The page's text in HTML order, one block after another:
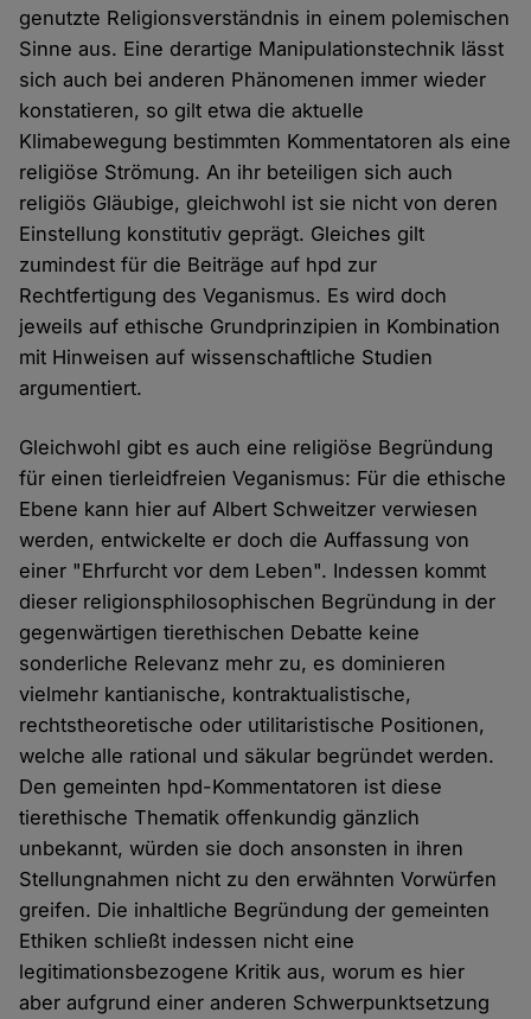
genutzte Religionsverständnis in einem polemischen
Sinne aus. Eine derartige Manipulationstechnik lässt
sich auch bei anderen Phänomenen immer wieder
konstatieren, so gilt etwa die aktuelle
Klimabewegung bestimmten Kommentatoren als eine
religiöse Strömung. An ihr beteiligen sich auch
religiös Gläubige, gleichwohl ist sie nicht von deren
Einstellung konstitutiv geprägt. Gleiches gilt
zumindest für die Beiträge auf hpd zur
Rechtfertigung des Veganismus. Es wird doch
jeweils auf ethische Grundprinzipien in Kombination
mit Hinweisen auf wissenschaftliche Studien
argumentiert.
Gleichwohl gibt es auch eine religiöse Begründung
für einen tierleidfreien Veganismus: Für die ethische
Ebene kann hier auf Albert Schweitzer verwiesen
werden, entwickelte er doch die Auffassung von
einer "Ehrfurcht vor dem Leben". Indessen kommt
dieser religionsphilosophischen Begründung in der
gegenwärtigen tierethischen Debatte keine
sonderliche Relevanz mehr zu, es dominieren
vielmehr kantianische, kontraktualistische,
rechtstheoretische oder utilitaristische Positionen,
welche alle rational und säkular begründet werden.
Den gemeinten hpd-Kommentatoren ist diese
tierethische Thematik offenkundig gänzlich
unbekannt, würden sie doch ansonsten in ihren
Stellungnahmen nicht zu den erwähnten Vorwürfen
greifen. Die inhaltliche Begründung der gemeinten
Ethiken schließt indessen nicht eine
legitimationsbezogene Kritik aus, worum es hier
aber aufgrund einer anderen Schwerpunktsetzung